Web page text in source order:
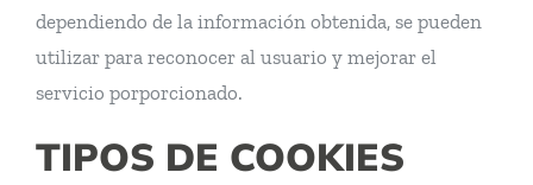
dependiendo de la información obtenida, se pueden
utilizar para reconocer al usuario y mejorar el
servicio porporcionado.
TIPOS DE COOKIES